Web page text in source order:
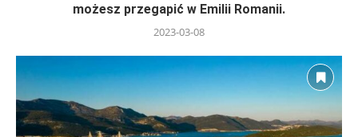
możesz przegapić w Emilii Romanii.
2023-03-08